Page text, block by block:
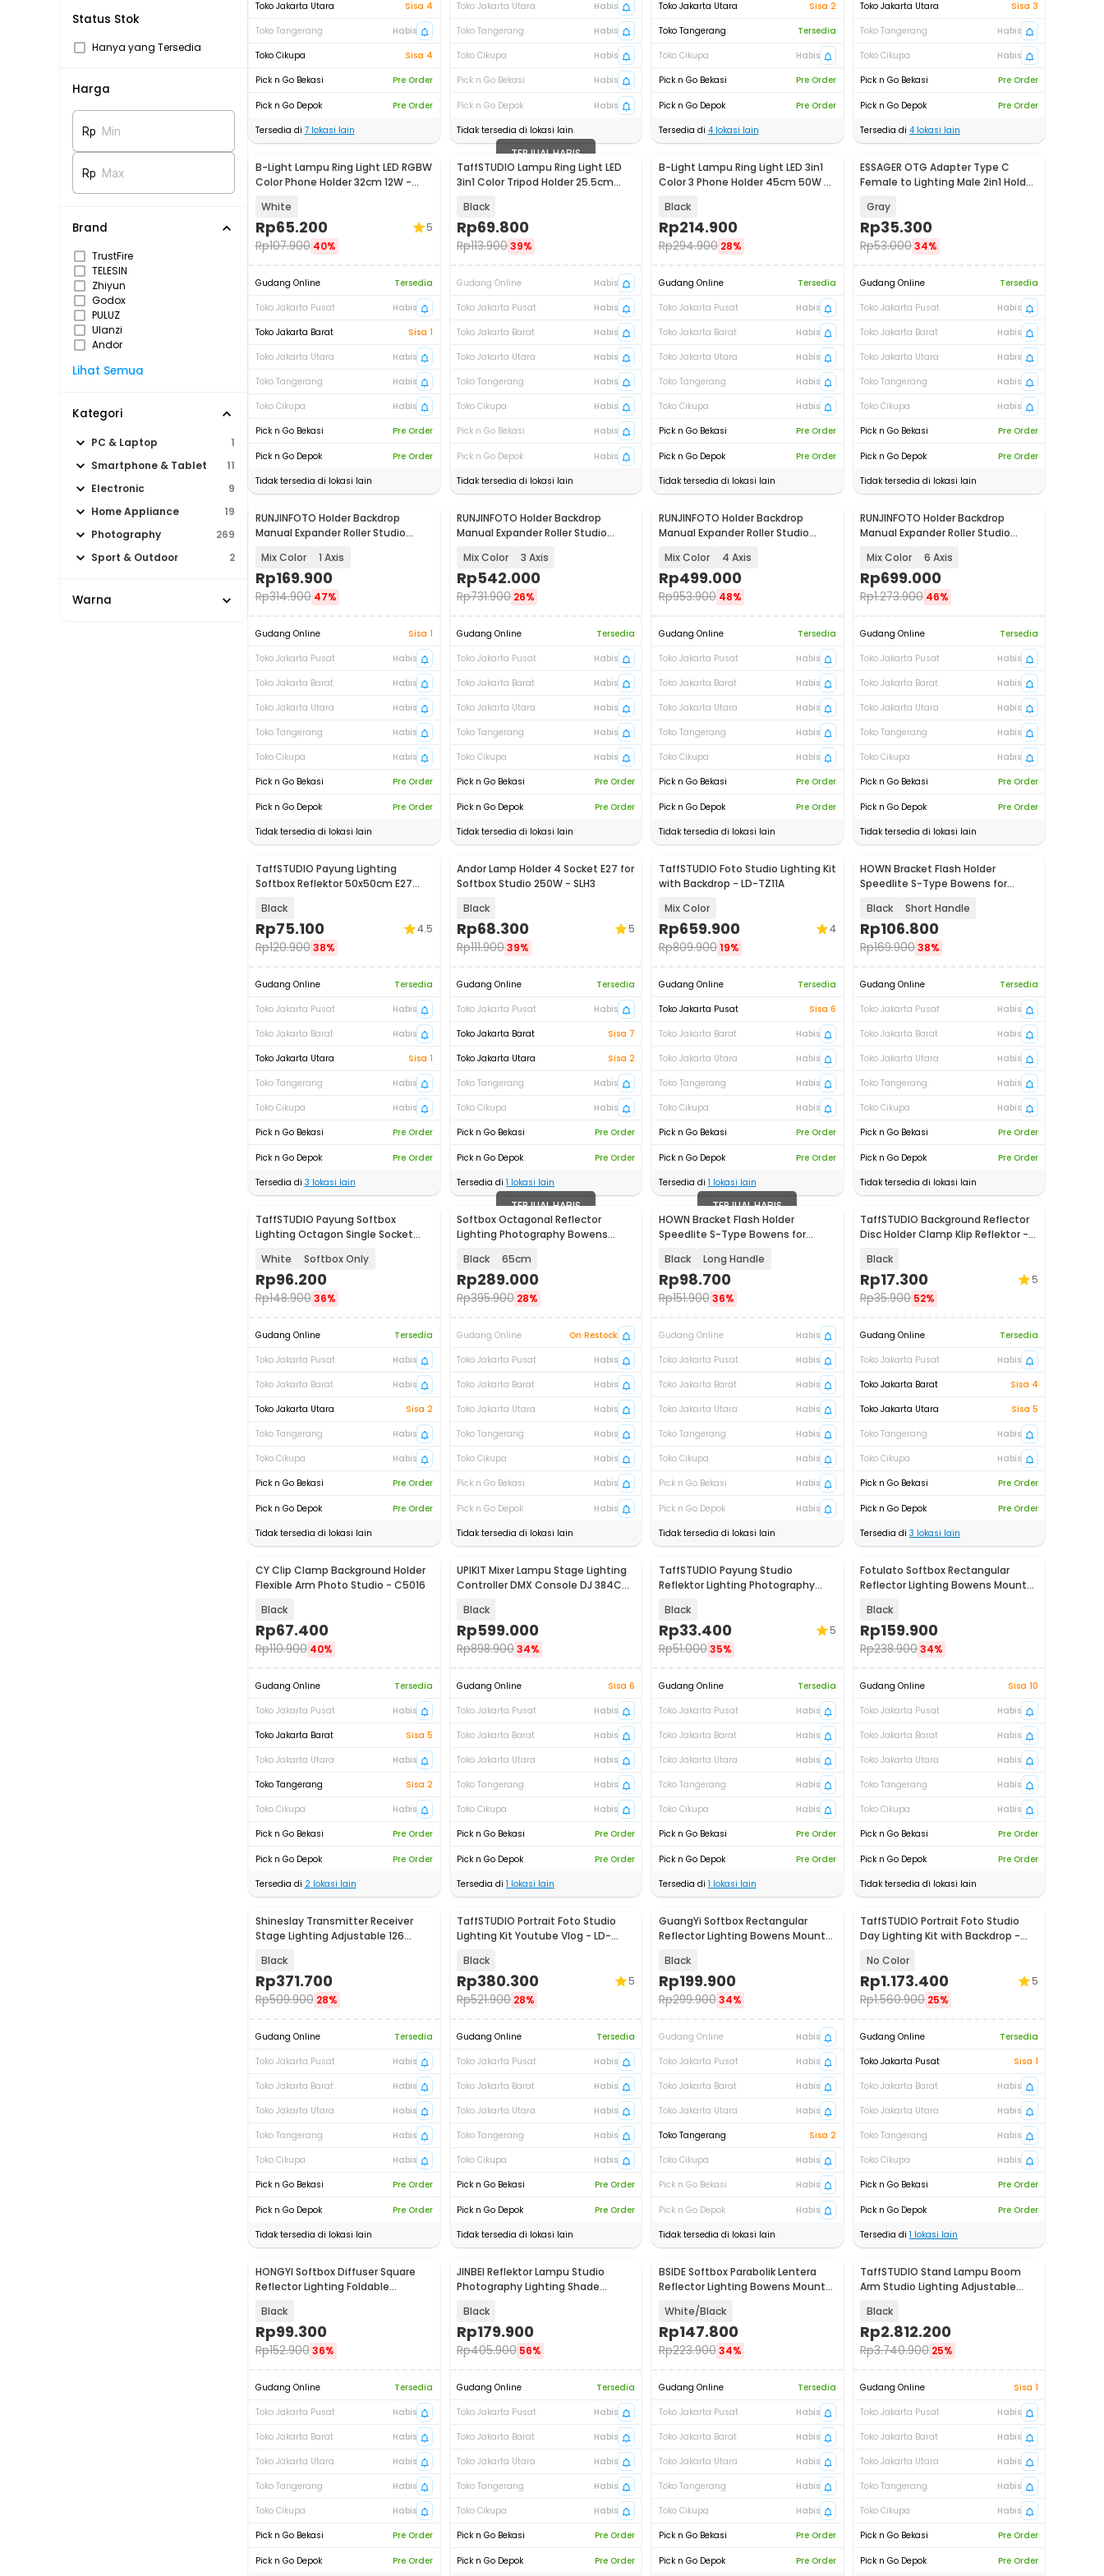
Status Stok
Hanya yang Tersedia
Harga
Rp Min
Rp Max
Brand
TrustFire
TELESIN
Zhiyun
Godox
PULUZ
Ulanzi
Andor
Lihat Semua
Kategori
PC & Laptop
1
Smartphone & Tablet
11
Electronic
9
Home Appliance
19
Photography
269
Sport & Outdoor
2
Warna
Toko Jakarta Utara
Sisa 4
Toko Tangerang
Habis
Toko Cikupa
Sisa 4
Pick n Go Bekasi
Pre Order
Pick n Go Depok
Pre Order
Tersedia di 7lokasi lain
Toko Jakarta Utara
Habis
Toko Tangerang
Habis
Toko Cikupa
Habis
Pick n Go Bekasi
Habis
Pick n Go Depok
Habis
Tidak tersedia di lokasi lain
Toko Jakarta Utara
Sisa 2
Toko Tangerang
Tersedia
Toko Cikupa
Habis
Pick n Go Bekasi
Pre Order
Pick n Go Depok
Pre Order
Tersedia di 4lokasi lain
Toko Jakarta Utara
Sisa 3
Toko Tangerang
Habis
Toko Cikupa
Habis
Pick n Go Bekasi
Pre Order
Pick n Go Depok
Pre Order
Tersedia di 4 lokasi lain
B-Light Lampu Ring Light LED RGBW
Color Phone Holder 32cm 12W -
White
Rp65.200
Rp107.900 40%
5
Gudang Online
Tersedia
Toko Jakarta Pusat
Habis
Toko Jakarta Barat
Sisa 1
Toko Jakarta Utara
Habis
Toko Tangerang
Habis
Toko Cikupa
Habis
Pick n Go Bekasi
Pre Order
Pick n Go Depok
Pre Order
Tidak tersedia di lokasi lain
TERJUAL HABIS
TaffSTUDIO Lampu Ring Light LED
3in1 Color Tripod Holder 25.5cm
Black
Rp69.800
Rp113.90039%
Gudang Online
Habis
Toko Jakarta Pusat
Habis
Toko Jakarta Barat
Habis
Toko Jakarta Utara
Habis
Toko Tangerang
Habis
Toko Cikupa
Habis
Pick n Go Bekasi
Habis
Pick n Go Depok
Habis
Tidak tersedia di lokasi lain
B-Light Lampu Ring Light LED 3in1
Color 3 Phone Holder 45cm 50W -
Black
Rp214.900
Rp294.900 28%
Gudang Online
Tersedia
Toko Jakarta Pusat
Habis
Toko Jakarta Barat
Habis
Toko Jakarta Utara
Habis
Toko Tangerang
Habis
Toko Cikupa
Habis
Pick n Go Bekasi
Pre Order
Pick n Go Depok
Pre Order
Tidak tersedia di lokasi lain
Baru
ESSAGER OTG Adapter Type C
Female to Lighting Male 2in1 Holder
Gray
Rp35.300
Rp53.00034%
Gudang Online
Tersedia
Toko Jakarta Pusat
Habis
Toko Jakarta Barat
Habis
Toko Jakarta Utara
Habis
Toko Tangerang
Habis
Toko Cikupa
Habis
Pick n Go Bekasi
Pre Order
Pick n Go Depok
Pre Order
Tidak tersedia di lokasi lain
RUNJINFOTO Holder Backdrop
Manual Expander Roller Studio
Mix Color 1 Axis
Rp169.900
Rp314.900 47%
Gudang Online
Sisa 1
Toko Jakarta Pusat
Habis
Toko Jakarta Barat
Habis
Toko Jakarta Utara
Habis
Toko Tangerang
Habis
Toko Cikupa
Habis
Pick n Go Bekasi
Pre Order
Pick n Go Depok
Pre Order
Tidak tersedia di lokasi lain
RUNJINFOTO Holder Backdrop
Manual Expander Roller Studio
Mix Color 3 Axis
Rp542.000
Rp731.900 26%
Gudang Online
Tersedia
Toko Jakarta Pusat
Habis
Toko Jakarta Barat
Habis
Toko Jakarta Utara
Habis
Toko Tangerang
Habis
Toko Cikupa
Habis
Pick n Go Bekasi
Pre Order
Pick n Go Depok
Pre Order
Tidak tersedia di lokasi lain
RUNJINFOTO Holder Backdrop
Manual Expander Roller Studio
Mix Color 4 Axis
Rp499.000
Rp953.900 48%
Gudang Online
Tersedia
Toko Jakarta Pusat
Habis
Toko Jakarta Barat
Habis
Toko Jakarta Utara
Habis
Toko Tangerang
Habis
Toko Cikupa
Habis
Pick n Go Bekasi
Pre Order
Pick n Go Depok
Pre Order
Tidak tersedia di lokasi lain
RUNJINFOTO Holder Backdrop
Manual Expander Roller Studio
Mix Color 6 Axis
Rp699.000
Rp1.273.900 46%
Gudang Online
Tersedia
Toko Jakarta Pusat
Habis
Toko Jakarta Barat
Habis
Toko Jakarta Utara
Habis
Toko Tangerang
Habis
Toko Cikupa
Habis
Pick n Go Bekasi
Pre Order
Pick n Go Depok
Pre Order
Tidak tersedia di lokasi lain
TaffSTUDIO Payung Lighting
Softbox Reflektor 50x50cm E27
Black
Rp75.100
Rp120.900 38%
4.5
Gudang Online
Tersedia
Toko Jakarta Pusat
Habis
Toko Jakarta Barat
Habis
Toko Jakarta Utara
Sisa 1
Toko Tangerang
Habis
Toko Cikupa
Habis
Pick n Go Bekasi
Pre Order
Pick n Go Depok
Pre Order
Tersedia di 3 lokasi lain
Andor Lamp Holder 4 Socket E27 for
Softbox Studio 250W - SLH3
Black
Rp68.300
Rp111.90039%
5
Gudang Online
Tersedia
Toko Jakarta Pusat
Habis
Toko Jakarta Barat
Sisa 7
Toko Jakarta Utara
Sisa 2
Toko Tangerang
Habis
Toko Cikupa
Habis
Pick n Go Bekasi
Pre Order
Pick n Go Depok
Pre Order
Tersedia di 1 lokasi lain
TaffSTUDIO Foto Studio Lighting Kit
with Backdrop - LD-TZ11A
Mix Color
Rp659.900
Rp809.900 19%
4
Gudang Online
Tersedia
Toko Jakarta Pusat
Sisa 6
Toko Jakarta Barat
Habis
Toko Jakarta Utara
Habis
Toko Tangerang
Habis
Toko Cikupa
Habis
Pick n Go Bekasi
Pre Order
Pick n Go Depok
Pre Order
Tersedia di 1 lokasi lain
HOWN Bracket Flash Holder
Speedlite S-Type Bowens for
Black Short Handle
Rp106.800
Rp169.90038%
Gudang Online
Tersedia
Toko Jakarta Pusat
Habis
Toko Jakarta Barat
Habis
Toko Jakarta Utara
Habis
Toko Tangerang
Habis
Toko Cikupa
Habis
Pick n Go Bekasi
Pre Order
Pick n Go Depok
Pre Order
Tidak tersedia di lokasi lain
TaffSTUDIO Payung Softbox
Lighting Octagon Single Socket
White Softbox Only
Rp96.200
Rp148.900 36%
Gudang Online
Tersedia
Toko Jakarta Pusat
Habis
Toko Jakarta Barat
Habis
Toko Jakarta Utara
Sisa 2
Toko Tangerang
Habis
Toko Cikupa
Habis
Pick n Go Bekasi
Pre Order
Pick n Go Depok
Pre Order
Tidak tersedia di lokasi lain
TERJUAL HABIS
Softbox Octagonal Reflector
Lighting Photography Bowens
Black 65cm
Rp289.000
Rp395.900 28%
Gudang Online
On Restock
Toko Jakarta Pusat
Habis
Toko Jakarta Barat
Habis
Toko Jakarta Utara
Habis
Toko Tangerang
Habis
Toko Cikupa
Habis
Pick n Go Bekasi
Habis
Pick n Go Depok
Habis
Tidak tersedia di lokasi lain
TERJUAL HABIS
HOWN Bracket Flash Holder
Speedlite S-Type Bowens for
Black Long Handle
Rp98.700
Rp151.900 36%
Gudang Online
Habis
Toko Jakarta Pusat
Habis
Toko Jakarta Barat
Habis
Toko Jakarta Utara
Habis
Toko Tangerang
Habis
Toko Cikupa
Habis
Pick n Go Bekasi
Habis
Pick n Go Depok
Habis
Tidak tersedia di lokasi lain
TaffSTUDIO Background Reflector
Disc Holder Clamp Klip Reflektor -
Black
Rp17.300
Rp35.900 52%
5
Gudang Online
Tersedia
Toko Jakarta Pusat
Habis
Toko Jakarta Barat
Sisa 4
Toko Jakarta Utara
Sisa 5
Toko Tangerang
Habis
Toko Cikupa
Habis
Pick n Go Bekasi
Pre Order
Pick n Go Depok
Pre Order
Tersedia di 3 lokasi lain
CY Clip Clamp Background Holder
Flexible Arm Photo Studio - C5016
Black
Rp67.400
Rp110.900 40%
Gudang Online
Tersedia
Toko Jakarta Pusat
Habis
Toko Jakarta Barat
Sisa 5
Toko Jakarta Utara
Habis
Toko Tangerang
Sisa 2
Toko Cikupa
Habis
Pick n Go Bekasi
Pre Order
Pick n Go Depok
Pre Order
Tersedia di 2lokasi lain
UPIKIT Mixer Lampu Stage Lighting
Controller DMX Console DJ 384CH
Black
Rp599.000
Rp898.90034%
Gudang Online
Sisa 6
Toko Jakarta Pusat
Habis
Toko Jakarta Barat
Habis
Toko Jakarta Utara
Habis
Toko Tangerang
Habis
Toko Cikupa
Habis
Pick n Go Bekasi
Pre Order
Pick n Go Depok
Pre Order
Tersedia di 1 lokasi lain
TaffSTUDIO Payung Studio
Reflektor Lighting Photography
Black
Rp33.400
Rp51.000 35%
5
Gudang Online
Tersedia
Toko Jakarta Pusat
Habis
Toko Jakarta Barat
Habis
Toko Jakarta Utara
Habis
Toko Tangerang
Habis
Toko Cikupa
Habis
Pick n Go Bekasi
Pre Order
Pick n Go Depok
Pre Order
Tersedia di 1 lokasi lain
Fotulato Softbox Rectangular
Reflector Lighting Bowens Mount
Black
Rp159.900
Rp238.90034%
Gudang Online
Sisa 10
Toko Jakarta Pusat
Habis
Toko Jakarta Barat
Habis
Toko Jakarta Utara
Habis
Toko Tangerang
Habis
Toko Cikupa
Habis
Pick n Go Bekasi
Pre Order
Pick n Go Depok
Pre Order
Tidak tersedia di lokasi lain
Shineslay Transmitter Receiver
Stage Lighting Adjustable 126
Black
Rp371.700
Rp509.900 28%
Gudang Online
Tersedia
Toko Jakarta Pusat
Habis
Toko Jakarta Barat
Habis
Toko Jakarta Utara
Habis
Toko Tangerang
Habis
Toko Cikupa
Habis
Pick n Go Bekasi
Pre Order
Pick n Go Depok
Pre Order
Tidak tersedia di lokasi lain
TaffSTUDIO Portrait Foto Studio
Lighting Kit Youtube Vlog - LD-
Black
Rp380.300
Rp521.900 28%
5
Gudang Online
Tersedia
Toko Jakarta Pusat
Habis
Toko Jakarta Barat
Habis
Toko Jakarta Utara
Habis
Toko Tangerang
Habis
Toko Cikupa
Habis
Pick n Go Bekasi
Pre Order
Pick n Go Depok
Pre Order
Tidak tersedia di lokasi lain
GuangYi Softbox Rectangular
Reflector Lighting Bowens Mount
Black
Rp199.900
Rp299.900 34%
Gudang Online
Habis
Toko Jakarta Pusat
Habis
Toko Jakarta Barat
Habis
Toko Jakarta Utara
Habis
Toko Tangerang
Sisa 2
Toko Cikupa
Habis
Pick n Go Bekasi
Habis
Pick n Go Depok
Habis
Tidak tersedia di lokasi lain
TaffSTUDIO Portrait Foto Studio
Day Lighting Kit with Backdrop -
No Color
Rp1.173.400
Rp1.560.900 25%
5
Gudang Online
Tersedia
Toko Jakarta Pusat
Sisa 1
Toko Jakarta Barat
Habis
Toko Jakarta Utara
Habis
Toko Tangerang
Habis
Toko Cikupa
Habis
Pick n Go Bekasi
Pre Order
Pick n Go Depok
Pre Order
Tersedia di 1 lokasi lain
HONGYI Softbox Diffuser Square
Reflector Lighting Foldable
Black
Rp99.300
Rp152.900 36%
Gudang Online
Tersedia
Toko Jakarta Pusat
Habis
Toko Jakarta Barat
Habis
Toko Jakarta Utara
Habis
Toko Tangerang
Habis
Toko Cikupa
Habis
Pick n Go Bekasi
Pre Order
Pick n Go Depok Pre Order
JINBEI Reflektor Lampu Studio
Photography Lighting Shade
Black
Rp179.900
Rp405.900 56%
Gudang Online
Tersedia
Toko Jakarta Pusat
Habis
Toko Jakarta Barat
Habis
Toko Jakarta Utara
Habis
Toko Tangerang
Habis
Toko Cikupa
Habis
Pick n Go Bekasi
Pre Order
Pick n Go Depok Pre Order
BSIDE Softbox Parabolik Lentera
Reflector Lighting Bowens Mount
White/Black
Rp147.800
Rp223.900 34%
Gudang Online
Tersedia
Toko Jakarta Pusat
Habis
Toko Jakarta Barat
Habis
Toko Jakarta Utara
Habis
Toko Tangerang
Habis
Toko Cikupa
Habis
Pick n Go Bekasi
Pre Order
Pick n Go Depok Pre Order
TaffSTUDIO Stand Lampu Boom
Arm Studio Lighting Adjustable
Black
Rp2.812.200
Rp3.740.900 25%
Gudang Online
Sisa 1
Toko Jakarta Pusat
Habis
Toko Jakarta Barat
Habis
Toko Jakarta Utara
Habis
Toko Tangerang
Habis
Toko Cikupa
Habis
Pick n Go Bekasi
Pre Order
Pick n Go Depok Pre Order